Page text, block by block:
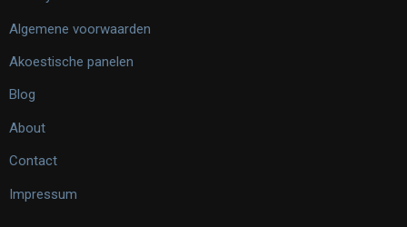
Algemene voorwaarden
Akoestische panelen
Blog
About
Contact
Impressum